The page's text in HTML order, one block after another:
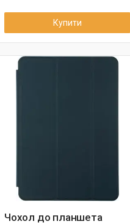
Купити
Чохол до планшета